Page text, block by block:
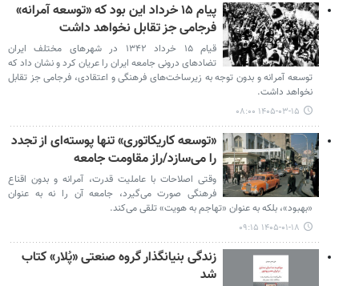
پیام ۱۵ خرداد این بود که «توسعه آمرانه»
فرجامی جز تقابل نخواهد داشت
قیام ۱۵ خرداد ۱۳۴۲ در شهرهای مختلف ایران
تضادهای درونی جامعه ایران را عریان کرد و نشان داد که
توسعه آمرانه و بدون توجه به زیرساخت‌های فرهنگی و اعتقادی، فرجامی جز تقابل
نخواهد داشت.
۱۴۰۵-۰۳-۱۵ ۰۸:۰۰
«توسعه‌ کاریکاتوری» تنها پوسته‌ای از تجدد
را می‌سازد/راز مقاومت جامعه
وقتی اصلاحات با عاملیت قدرت، آمرانه و بدون اقناع
فرهنگی صورت می‌گیرد، جامعه آن را نه به عنوان
«بهبود»، بلکه به عنوان «تهاجم به هویت» تلقی می‌کند.
۱۴۰۵-۰۱-۱۸ ۰۹:۱۵
زندگی بنیانگذار گروه صنعتی «پُلار» کتاب
شد